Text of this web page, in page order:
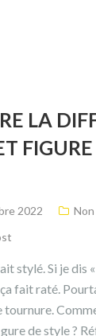
LA
2022
Non
stylé. Si je dis
fait raté.
tournure.
de style ?